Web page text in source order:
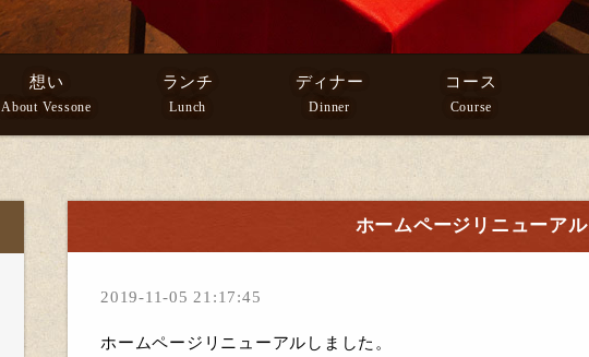
想い
About Vessone
ランチ
Lunch
ディナー
Dinner
コース
Course
ホームページリニューアル
2019-11-05 21:17:45
ホームページリニューアルしました。